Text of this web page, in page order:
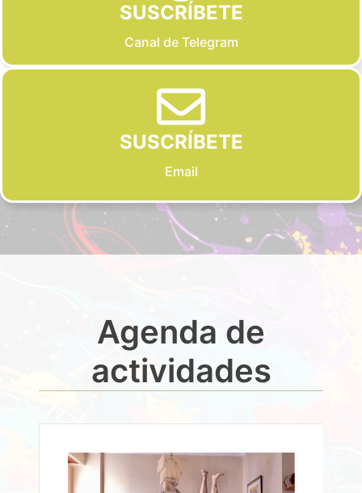
SUSCRÍBETE
Canal de Telegram
SUSCRÍBETE
Email
Agenda de
actividades